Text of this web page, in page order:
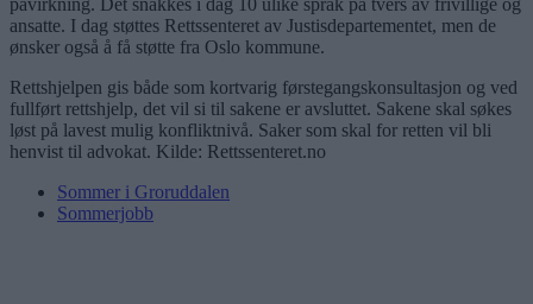
påvirkning. Det snakkes i dag 10 ulike språk på tvers av frivillige og
ansatte. I dag støttes Rettssenteret av Justisdepartementet, men de
ønsker også å få støtte fra Oslo kommune.
Rettshjelpen gis både som kortvarig førstegangskonsultasjon og ved
fullført rettshjelp, det vil si til sakene er avsluttet. Sakene skal søkes
løst på lavest mulig konfliktnivå. Saker som skal for retten vil bli
henvist til advokat. Kilde: Rettssenteret.no
Sommer i Groruddalen
Sommerjobb